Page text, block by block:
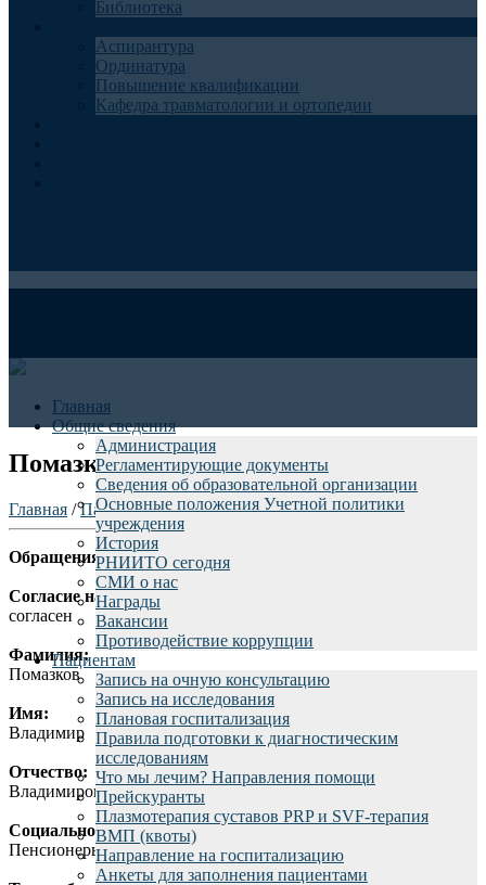
Библиотека
Аспирантура
Ординатура
Повышение квалификации
Кафедра травматологии и ортопедии
Главная
Общие сведения
Администрация
Регламентирующие документы
Сведения об образовательной организации
Основные положения Учетной политики
учреждения
История
РНИИТО сегодня
СМИ о нас
Награды
Вакансии
Противодействие коррупции
Пациентам
Запись на очную консультацию
Запись на исследования
Плановая госпитализация
Правила подготовки к диагностическим
исследованиям
Что мы лечим? Направления помощи
Прейскуранты
Плазмотерапия суставов PRP и SVF-терапия
ВМП (квоты)
Направление на госпитализацию
Анкеты для заполнения пациентами
Помазков В.В.
Главная /Пациентам/Отзывы пациентов/
Обращения граждан rniito.ru - Помазков Владимир
Согласие на обработку персональных данных:
согласен
Фамилия:
Помазков
Имя:
Владимир
Отчество:
Владимирович
Социальное положение:
Пенсионеры по инвалидности